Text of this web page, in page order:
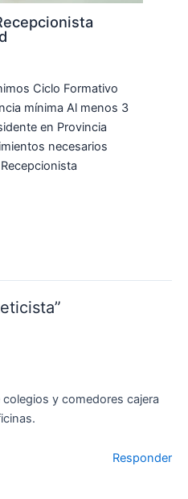
Ciclo Formativo
mínima Al menos 3
en Provincia
necesarios
y comedores cajera
Responder